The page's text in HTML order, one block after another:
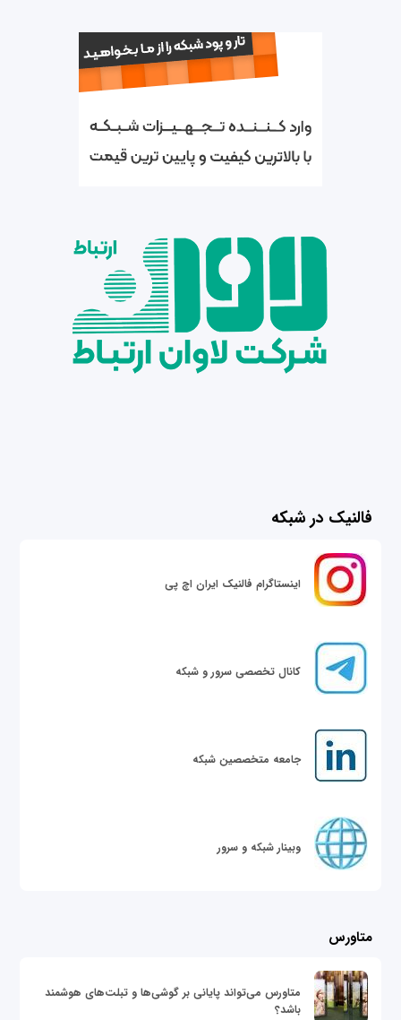
فالنیک در شبکه
اینستاگرام فالنیک ایران اچ پی
کانال تخصصی سرور و شبکه
جامعه متخصصین شبکه
وبینار شبکه و سرور
متاورس
متاورس می‌تواند پایانی بر گوشی‌ها و تبلت‌های هوشمند
باشد؟